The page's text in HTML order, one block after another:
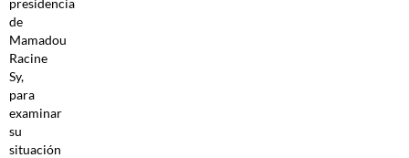
presidencia
de
Mamadou
Racine
Sy,
para
examinar
su
situación